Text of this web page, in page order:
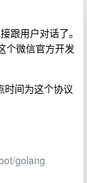
跟用户对话了。
个微信官方开发
时间为这个协议
golang